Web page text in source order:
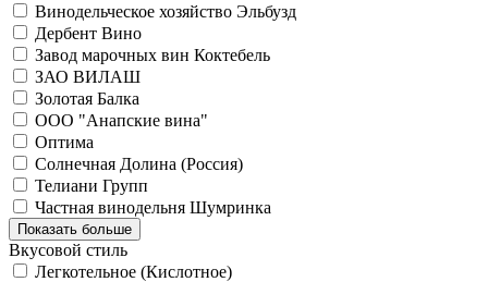
Винодельческое хозяйство Эльбузд
Дербент Вино
Завод марочных вин Коктебель
ЗАО ВИЛАШ
Золотая Балка
ООО "Анапские вина"
Оптима
Солнечная Долина (Россия)
Телиани Групп
Частная винодельня Шумринка
Показать больше
Вкусовой стиль
Легкотельное (Кислотное)